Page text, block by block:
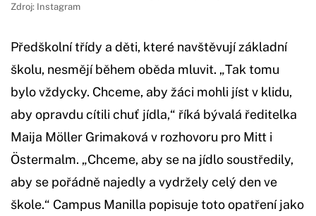
Zdroj: Instagram
Předškolní třídy a děti, které navštěvují základní
školu, nesmějí během oběda mluvit. „Tak tomu
bylo vždycky. Chceme, aby žáci mohli jíst v klidu,
aby opravdu cítili chuť jídla,“ říká bývalá ředitelka
Maija Möller Grimaková v rozhovoru pro Mitt i
Östermalm. „Chceme, aby se na jídlo soustředily,
aby se pořádně najedly a vydržely celý den ve
škole.“ Campus Manilla popisuje toto opatření jako